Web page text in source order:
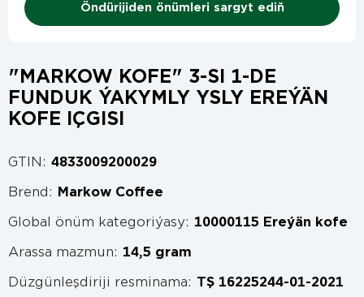
Öndürijiden önümleri sargyt ediň
"MARKOW KOFE" 3-SI 1-DE
FUNDUK ÝAKYMLY YSLY EREÝÄN
KOFE IÇGISI
GTIN: 4833009200029
Brend: Markow Coffee
Global önüm kategoriýasy: 10000115 Ereýän kofe
Arassa mazmun: 14,5 gram
Düzgünleşdiriji resminama: TŞ 16225244-01-2021